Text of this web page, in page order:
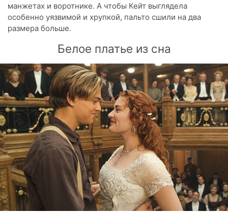
манжетах и воротнике. А чтобы Кейт выглядела
особенно уязвимой и хрупкой, пальто сшили на два
размера больше.
Белое платье из сна